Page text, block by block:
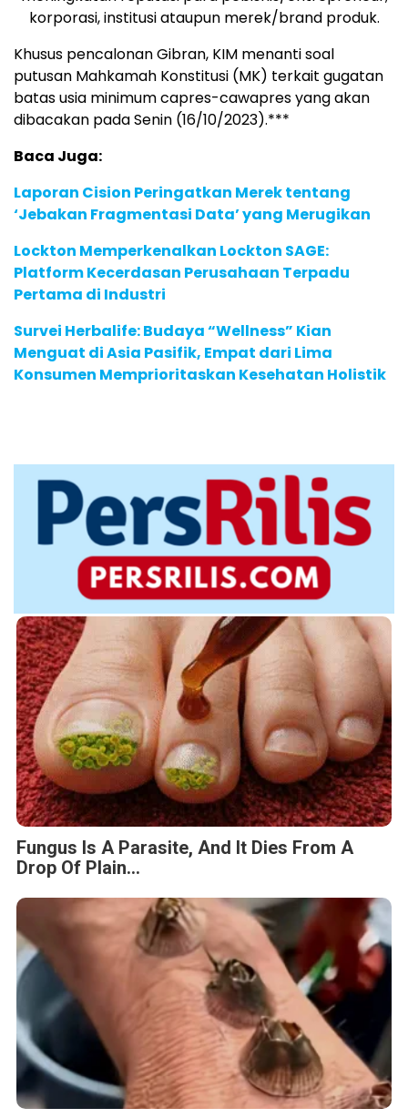
korporasi, institusi ataupun merek/brand produk.
Khusus pencalonan Gibran, KIM menanti soal
putusan Mahkamah Konstitusi (MK) terkait gugatan
batas usia minimum capres-cawapres yang akan
dibacakan pada Senin (16/10/2023).***
Baca Juga:
Laporan Cision Peringatkan Merek tentang
‘Jebakan Fragmentasi Data’ yang Merugikan
Lockton Memperkenalkan Lockton SAGE:
Platform Kecerdasan Perusahaan Terpadu
Pertama di Industri
Survei Herbalife: Budaya “Wellness” Kian
Menguat di Asia Pasifik, Empat dari Lima
Konsumen Memprioritaskan Kesehatan Holistik
Fungus Is A Parasite, And It Dies From A
Drop Of Plain...